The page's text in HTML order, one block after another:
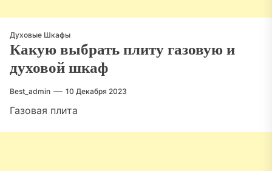
Духовые Шкафы
Какую выбрать плиту газовую и
духовой шкаф
Best_admin 10 Декабря 2023
Газовая плита